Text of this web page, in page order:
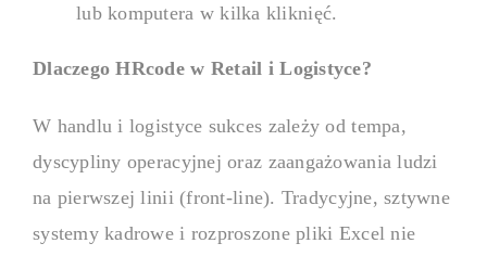
Platforma wewnętrzna
Uporządkuj procesy HR w
lub komputera w kilka kliknięć.
Dlaczego HRcode w Retail i Logistyce?
W handlu i logistyce sukces zależy od tempa,
dyscypliny operacyjnej oraz zaangażowania ludzi
na pierwszej linii (front-line). Tradycyjne, sztywne
systemy kadrowe i rozproszone pliki Excel nie